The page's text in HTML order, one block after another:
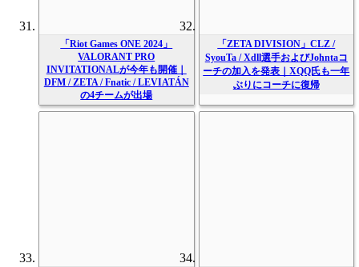
「Riot Games ONE 2024」
VALORANT PRO
INVITATIONALが今年も開催｜
DFM / ZETA / Fnatic / LEVIATÁN
の4チームが出場
「ZETA DIVISION」CLZ /
SyouTa / Xdll選手およびJohntaコ
ーチの加入を発表｜XQQ氏も一年
ぶりにコーチに復帰